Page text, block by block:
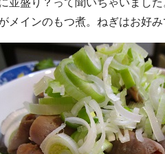
並盛り？って聞いちゃいました
メインのもつ煮。ねぎはお好み